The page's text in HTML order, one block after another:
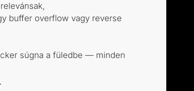
buffer overflow vagy reverse
súgna a füledbe — minden